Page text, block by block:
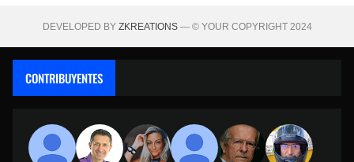
DEVELOPED BY ZKREATIONS— © YOUR COPYRIGHT 2024
CONTRIBUYENTES